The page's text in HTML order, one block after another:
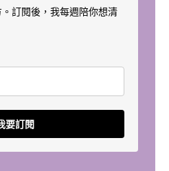
訂閱後，我每週陪你想清
要訂閱